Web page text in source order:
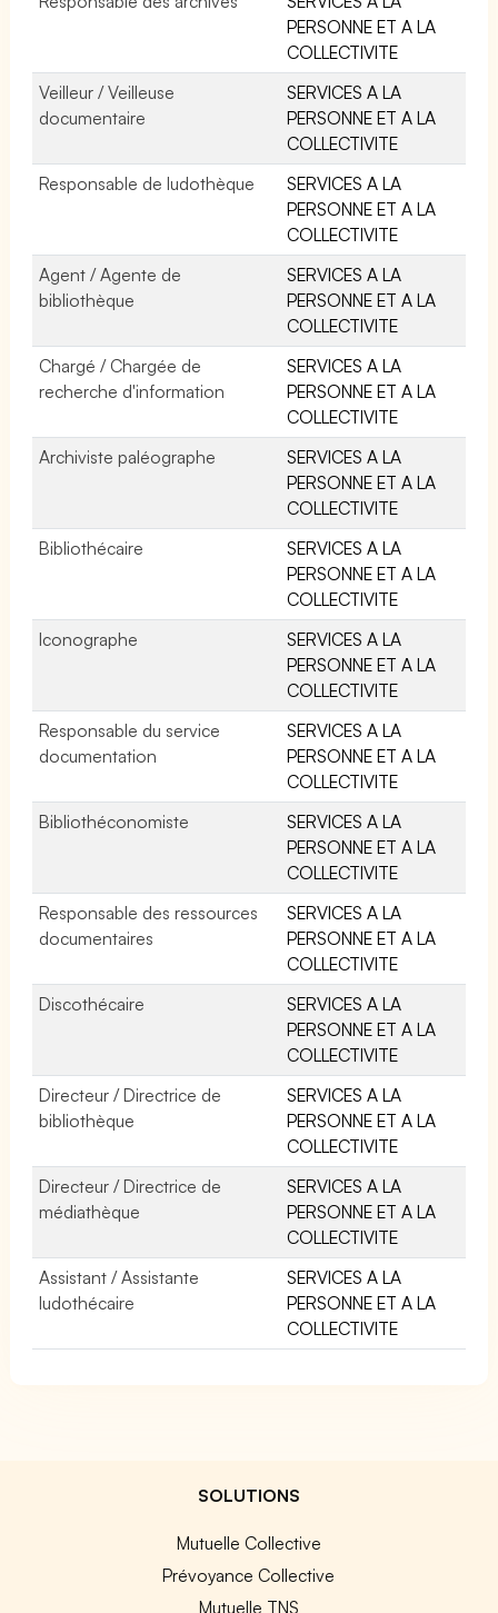
PERSONNE ET A LA
COLLECTIVITE
Veilleur / Veilleuse
documentaire
SERVICES A LA
PERSONNE ET A LA
COLLECTIVITE
Responsable de ludothèque
SERVICES A LA
PERSONNE ET A LA
COLLECTIVITE
Agent / Agente de
bibliothèque
SERVICES A LA
PERSONNE ET A LA
COLLECTIVITE
Chargé / Chargée de
recherche d'information
SERVICES A LA
PERSONNE ET A LA
COLLECTIVITE
Archiviste paléographe
SERVICES A LA
PERSONNE ET A LA
COLLECTIVITE
Bibliothécaire
SERVICES A LA
PERSONNE ET A LA
COLLECTIVITE
Iconographe
SERVICES A LA
PERSONNE ET A LA
COLLECTIVITE
Responsable du service
documentation
SERVICES A LA
PERSONNE ET A LA
COLLECTIVITE
Bibliothéconomiste
SERVICES A LA
PERSONNE ET A LA
COLLECTIVITE
Responsable des ressources
documentaires
SERVICES A LA
PERSONNE ET A LA
COLLECTIVITE
Discothécaire
SERVICES A LA
PERSONNE ET A LA
COLLECTIVITE
Directeur / Directrice de
bibliothèque
SERVICES A LA
PERSONNE ET A LA
COLLECTIVITE
Directeur / Directrice de
médiathèque
SERVICES A LA
PERSONNE ET A LA
COLLECTIVITE
Assistant / Assistante
ludothécaire
SERVICES A LA
PERSONNE ET A LA
COLLECTIVITE
SOLUTIONS
Mutuelle Collective
Prévoyance Collective
Mutuelle TNS